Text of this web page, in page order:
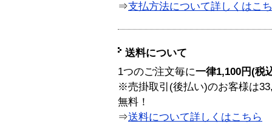
⇒支払方法について詳しくはこ
送料について
1つのご注文毎に一律1,100円(税
※売掛取引(後払い)のお客様は
無料！
⇒送料について詳しくはこちら